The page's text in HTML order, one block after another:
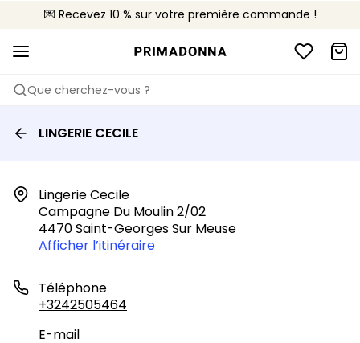
💌 Recevez 10 % sur votre première commande !
🚚 Livraison gratuite à partir de 90€
📦 Retours gratuits
Que cherchez-vous ?
LINGERIE CECILE
Lingerie Cecile
Campagne Du Moulin 2/02
4470 Saint-Georges Sur Meuse
Afficher l’itinéraire
Téléphone
+3242505464
E-mail